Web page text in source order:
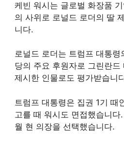
케빈 워시는 글로벌 화장품
의 사위로 로널드 로더의 딸
니다.
로널드 로더는 트럼프 대통
당의 주요 후원자로 그린란
제시한 인물로도 평가받습니
트럼프 대통령은 집권 1기 때
고를 때 워시도 면접했습니
월 현 의장을 선택했습니다.